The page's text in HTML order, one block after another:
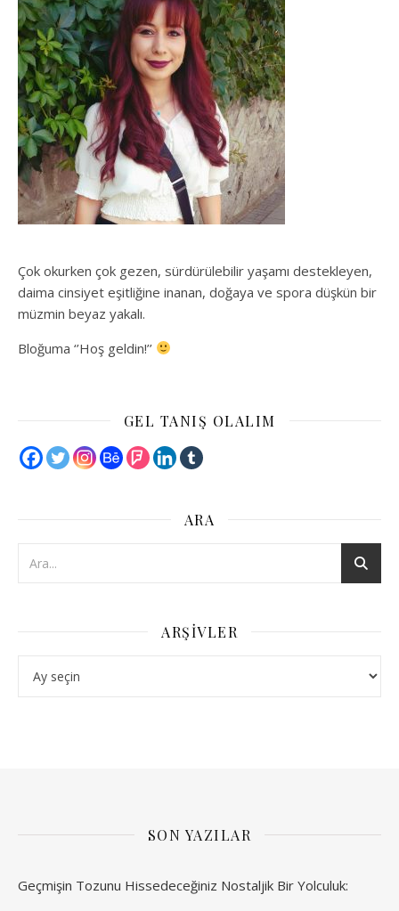
Çok okurken çok gezen, sürdürülebilir yaşamı destekleyen,
daima cinsiyet eşitliğine inanan, doğaya ve spora düşkün bir
müzmin beyaz yakalı.
Bloğuma ‘’Hoş geldin!’’
GEL TANIŞ OLALIM
ARA
ARŞIVLER
SON YAZILAR
Geçmişin Tozunu Hissedeceğiniz Nostaljik Bir Yolculuk: